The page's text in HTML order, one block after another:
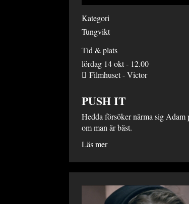
Kategori
Tungvikt
Tid & plats
lördag 14 okt - 12.00
Filmhuset - Victor
PUSH IT
Hedda försöker närma sig
om man är bäst.
Läs mer